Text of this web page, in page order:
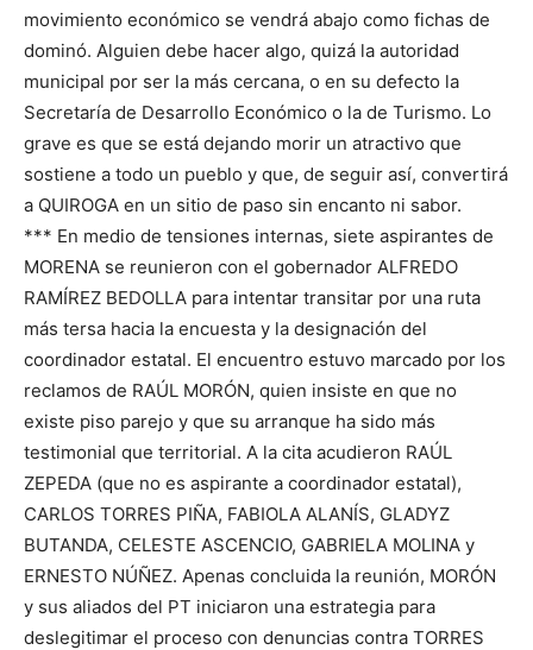
movimiento económico se vendrá abajo como fichas de
dominó. Alguien debe hacer algo, quizá la autoridad
municipal por ser la más cercana, o en su defecto la
Secretaría de Desarrollo Económico o la de Turismo. Lo
grave es que se está dejando morir un atractivo que
sostiene a todo un pueblo y que, de seguir así, convertirá
a QUIROGA en un sitio de paso sin encanto ni sabor.
*** En medio de tensiones internas, siete aspirantes de
MORENA se reunieron con el gobernador ALFREDO
RAMÍREZ BEDOLLA para intentar transitar por una ruta
más tersa hacia la encuesta y la designación del
coordinador estatal. El encuentro estuvo marcado por los
reclamos de RAÚL MORÓN, quien insiste en que no
existe piso parejo y que su arranque ha sido más
testimonial que territorial. A la cita acudieron RAÚL
ZEPEDA (que no es aspirante a coordinador estatal),
CARLOS TORRES PIÑA, FABIOLA ALANÍS, GLADYZ
BUTANDA, CELESTE ASCENCIO, GABRIELA MOLINA y
ERNESTO NÚÑEZ. Apenas concluida la reunión, MORÓN
y sus aliados del PT iniciaron una estrategia para
deslegitimar el proceso con denuncias contra TORRES